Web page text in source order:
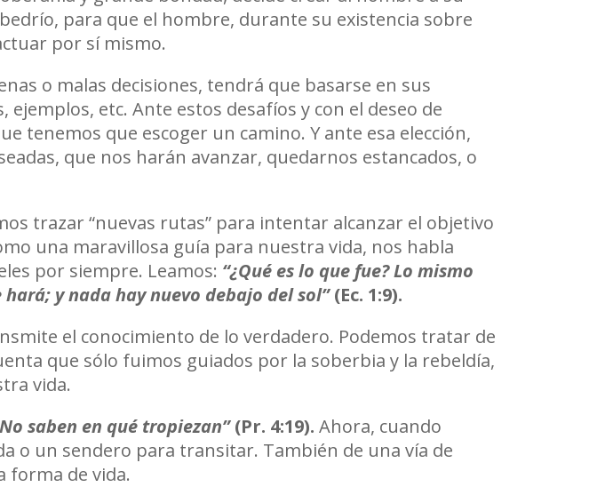
para
disminuir
el
volumen.
para que el hombre, durante su existencia sobre
por sí mismo.
o malas decisiones, tendrá que basarse en sus
etc. Ante estos desafíos y con el deseo de
tenemos que escoger un camino. Y ante esa elección,
que nos harán avanzar, quedarnos estancados, o
trazar “nuevas rutas” para intentar alcanzar el objetivo
una maravillosa guía para nuestra vida, nos habla
por siempre. Leamos: “¿Qué es lo que fue? Lo mismo
hará; y nada hay nuevo debajo del sol”(Ec. 1:9).
el conocimiento de lo verdadero. Podemos tratar de
que sólo fuimos guiados por la soberbia y la rebeldía,
vida.
saben en qué tropiezan”(Pr. 4:19). Ahora, cuando
o un sendero para transitar. También de una vía de
forma de vida.